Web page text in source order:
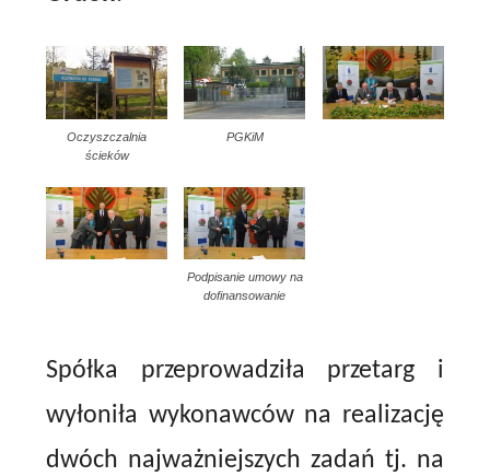
Oczyszczalnia
ścieków
PGKiM
Podpisanie umowy na
dofinansowanie
Spółka przeprowadziła przetarg i
wyłoniła wykonawców na realizację
dwóch najważniejszych zadań tj. na